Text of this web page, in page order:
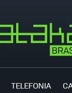
TELEFONIA